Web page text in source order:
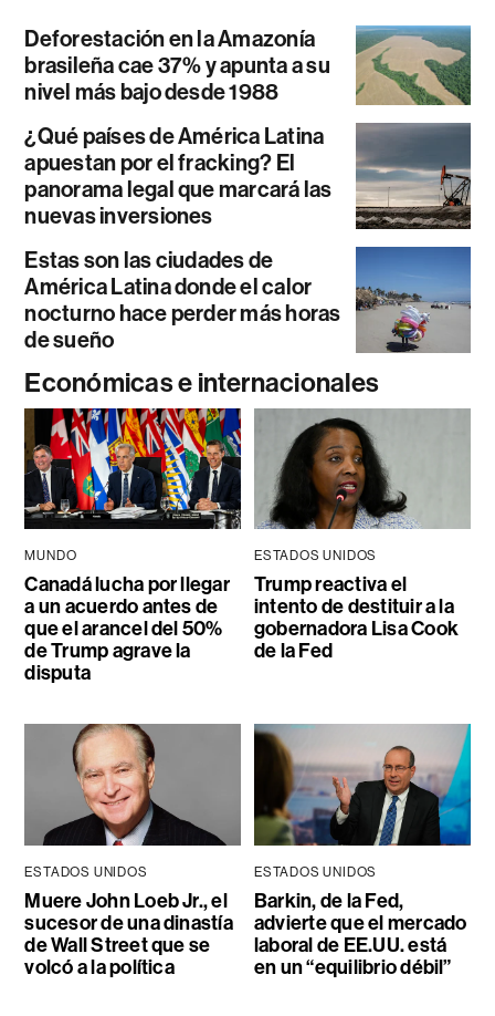
Deforestación en la Amazonía
brasileña cae 37% y apunta a su
nivel más bajo desde 1988
¿Qué países de América Latina
apuestan por el fracking? El
panorama legal que marcará las
nuevas inversiones
Estas son las ciudades de
América Latina donde el calor
nocturno hace perder más horas
de sueño
Económicas e internacionales
MUNDO
Canadá lucha por llegar
a un acuerdo antes de
que el arancel del 50%
de Trump agrave la
disputa
ESTADOS UNIDOS
Trump reactiva el
intento de destituir a la
gobernadora Lisa Cook
de la Fed
ESTADOS UNIDOS
Muere John Loeb Jr., el
sucesor de una dinastía
de Wall Street que se
volcó a la política
ESTADOS UNIDOS
Barkin, de la Fed,
advierte que el mercado
laboral de EE.UU. está
en un “equilibrio débil”